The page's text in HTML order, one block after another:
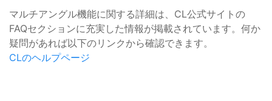
マルチアングル機能に関する詳細は、CL公式サイトの
FAQセクションに充実した情報が掲載されています。何か
疑問があれば以下のリンクから確認できます。
CLのヘルプページ